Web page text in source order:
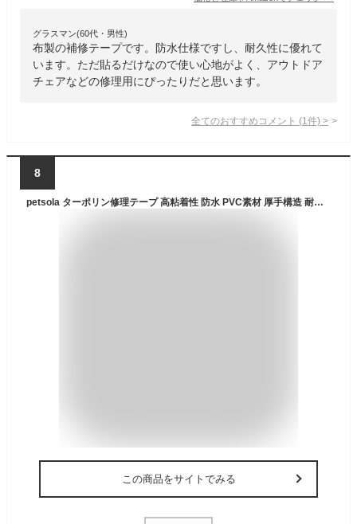
グラスマン(60代・男性)
布製の補修テープです。防水仕様ですし、耐久性に優れて
います。ただ貼るだけなので使い心地がよく、アウトドア
チェアなどの修理用にぴったりだと思います。
全てのおすすめコメント (1 件) >
8
petsola ターポリン修理テープ 高粘着性 防水 PVC素材 厚手構造 耐久性 清掃簡単 多用途 テント補修 キャンプ用品 屋外活動に適用, グリーン 5cm
この商品をサイトでみる